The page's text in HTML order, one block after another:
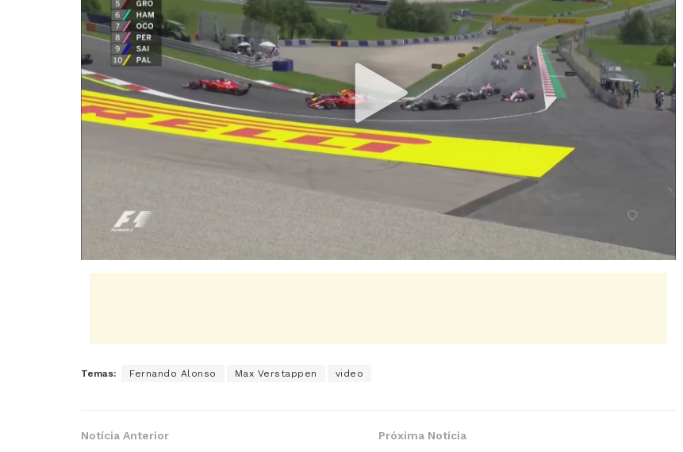
Temas: Fernando Alonso Max Verstappen video
Notícia Anterior Próxima Notícia